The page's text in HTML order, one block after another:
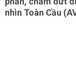
nhìn Toàn Cầu